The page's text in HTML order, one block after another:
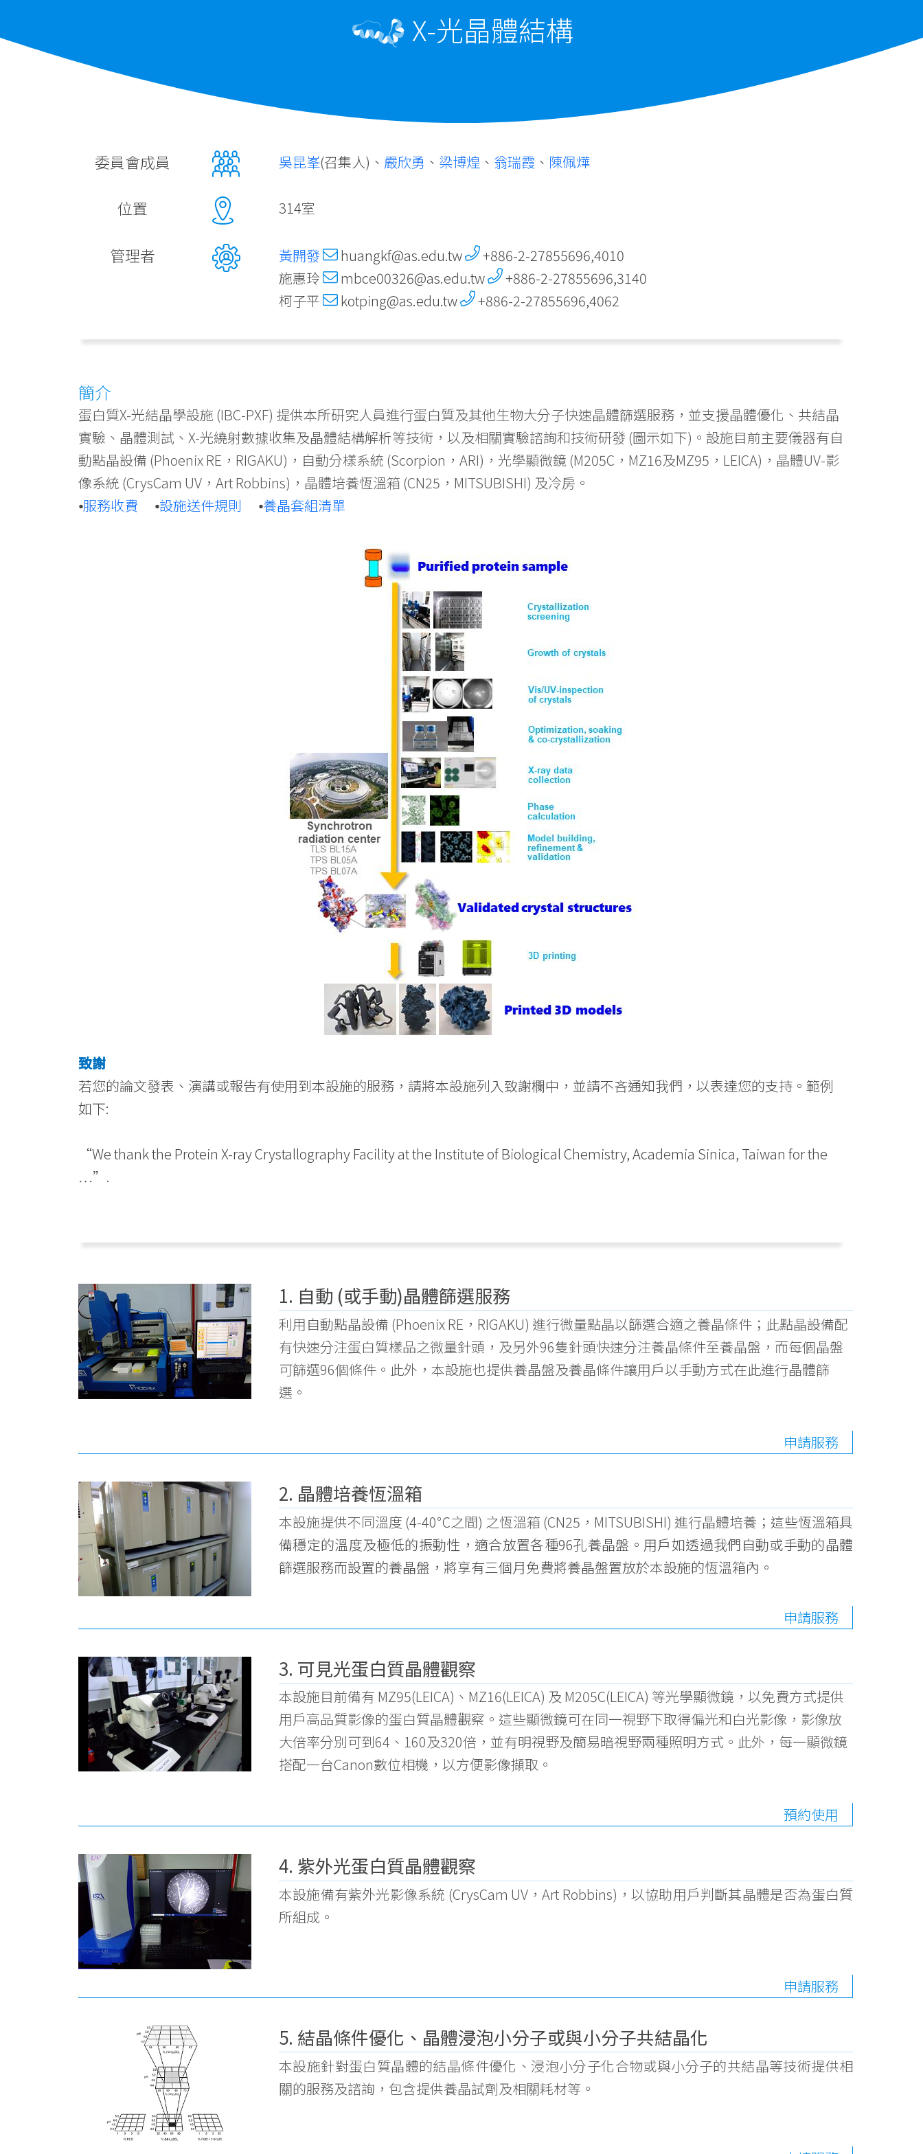
X-光晶體結構
委員會成員 吳昆峯(召集人)、 嚴欣勇 、 梁博煌、 翁瑞霞 、 陳佩燁
位置 314室
管理者 黃開發 huangkf@as.edu.tw
+886-2-27855696,4010
施惠玲
mbce00326@as.edu.tw
+886-2-27855696,3140
柯子平
kotping@as.edu.tw +886-2-27855696,4062
簡介
蛋白質X-光結晶學設施 (IBC-PXF) 提供本所研究人員進行蛋白質及其他生物大分子快速晶體篩選服務，並支援晶體優化、共結晶
實驗、晶體測試、X-光繞射數據收集及晶體結構解析等技術，以及相關實驗諮詢和技術研發 (圖示如下)。設施目前主要儀器有自
動點晶設備 (Phoenix RE，RIGAKU)，自動分樣系統 (Scorpion，ARI)，光學顯微鏡 (M205C，MZ16及MZ95，LEICA)，晶體UV-影
像系統 (CrysCam UV，Art Robbins)，晶體培養恆溫箱 (CN25，MITSUBISHI) 及冷房。
⦁服務收費 ⦁設施送件規則 ⦁養晶套組清單
致謝
若您的論文發表、演講或報告有使用到本設施的服務，請將本設施列入致謝欄中，並請不吝通知我們，以表達您的支持。範例
如下:
“We thank the Protein X-ray Crystallography Facility at the Institute of Biological Chemistry, Academia Sinica, Taiwan for the
…”.
1. 自動 (或手動)晶體篩選服務
利用自動點晶設備 (Phoenix RE，RIGAKU) 進行微量點晶以篩選合適之養晶條件；此點晶設備配
有快速分注蛋白質樣品之微量針頭，及另外96隻針頭快速分注養晶條件至養晶盤，而每個晶盤
可篩選96個條件。此外，本設施也提供養晶盤及養晶條件讓用戶以手動方式在此進行晶體篩
選。
申請服務
2. 晶體培養恆溫箱
本設施提供不同溫度 (4-40℃之間) 之恆溫箱 (CN25，MITSUBISHI) 進行晶體培養； 這些恆溫箱具
備穩定的溫度及極低的振動性，適合放置各種96孔養晶盤。用戶如透過我們自動或手動的晶體
篩選服務而設置的養晶盤，將享有三個月免費將養晶盤置放於本設施的恆溫箱內。
申請服務
3. 可見光蛋白質晶體觀察
本設施目前備有 MZ95(LEICA)、MZ16(LEICA) 及 M205C(LEICA) 等光學顯微鏡，以免費方式提供
用戶高品質影像的蛋白質晶體觀察。這些顯微鏡可在同一視野下取得偏光和白光影像，影像放
大倍率分別可到64、160及320倍，並有明視野及簡易暗視野兩種照明方式。此外，每一顯微鏡
搭配一台Canon數位相機，以方便影像擷取。
預約使用
4. 紫外光蛋白質晶體觀察
本設施備有紫外光影像系統 (CrysCam UV，Art Robbins)，以協助用戶判斷其晶體是否為蛋白質
所組成。
申請服務
5. 結晶條件優化、晶體浸泡小分子或與小分子共結晶化
本設施針對蛋白質晶體的結晶條件優化、浸泡小分子化合物或與小分子的共結晶等技術提供相
關的服務及諮詢，包含提供養晶試劑及相關耗材等。